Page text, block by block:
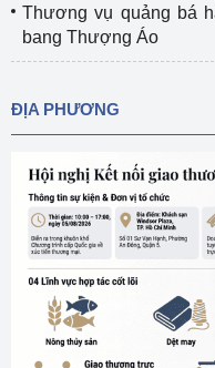
Thương vụ quảng bá
bang Thượng Áo
ĐỊA PHƯƠNG